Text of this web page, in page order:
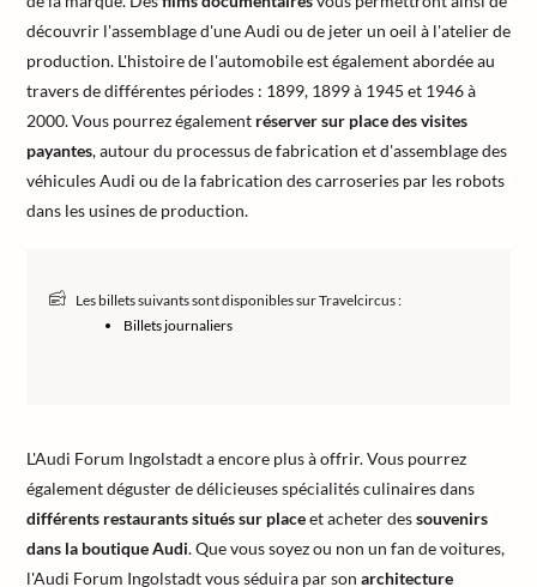
découvrir l'assemblage d'une Audi ou de jeter un oeil à l'atelier de
production. L'histoire de l'automobile est également abordée au
travers de différentes périodes : 1899, 1899 à 1945 et 1946 à
2000. Vous pourrez également réserver sur place des visites
payantes, autour du processus de fabrication et d'assemblage des
véhicules Audi ou de la fabrication des carroseries par les robots
dans les usines de production.
Les billets suivants sont disponibles sur Travelcircus :
Billets journaliers
L'Audi Forum Ingolstadt a encore plus à offrir. Vous pourrez
également déguster de délicieuses spécialités culinaires dans
différents restaurants situés sur placeet acheter dessouvenirs
dans la boutique Audi. Que vous soyez ou non un fan de voitures,
l'Audi Forum Ingolstadt vous séduira par son architecture